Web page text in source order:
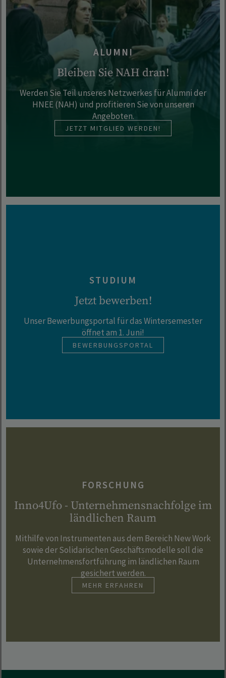
ALUMNI
Bleiben Sie NAH dran!
Werden Sie Teil unseres Netzwerkes für Alumni der
HNEE (NAH) und profitieren Sie von unseren
Angeboten.
JETZT MITGLIED WERDEN!
STUDIUM
Jetzt bewerben!
Unser Bewerbungsportal für das Wintersemester
öffnet am 1. Juni!
BEWERBUNGSPORTAL
FORSCHUNG
Inno4Ufo - Unternehmensnachfolge im
ländlichen Raum
Mithilfe von Instrumenten aus dem Bereich New Work
sowie der Solidarischen Geschäftsmodelle soll die
Unternehmensfortführung im ländlichen Raum
gesichert werden.
MEHR ERFAHREN